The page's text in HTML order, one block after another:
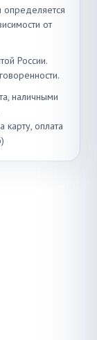
определяется
от
России.
наличными
оплата